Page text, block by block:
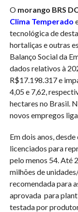
O morango BRS
Clima Temperado
tecnológica de
hortaliças e outras
Balanço Social da
dados relativos à
R$17.198.317 e
4,05 e 7,62,
hectares no Brasil.
novos empregos
Em dois anos,
licenciados para
pelo menos 54. Até
milhões de
recomendada para
aprovada para
testada por